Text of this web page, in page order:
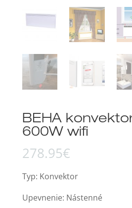
BEHA
600W wifi
278.95€
Typ: Konvektor
Upevnenie: Nástenné